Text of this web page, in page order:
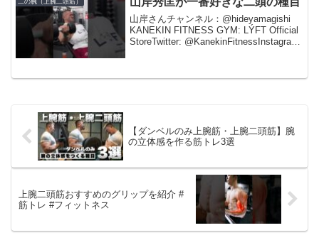
ました。-...
山岸さんチャンネル：@hideyamagishi
KANEKIN FITNESS GYM: LÝFT Official
StoreTwitter: @KanekinFitnessInstagram:
【ダンベルのみ上腕筋・上腕二頭筋】腕
の立体感を作る筋トレ3選
上腕二頭筋おすすめのグリップを紹介 #
筋トレ #フィットネス